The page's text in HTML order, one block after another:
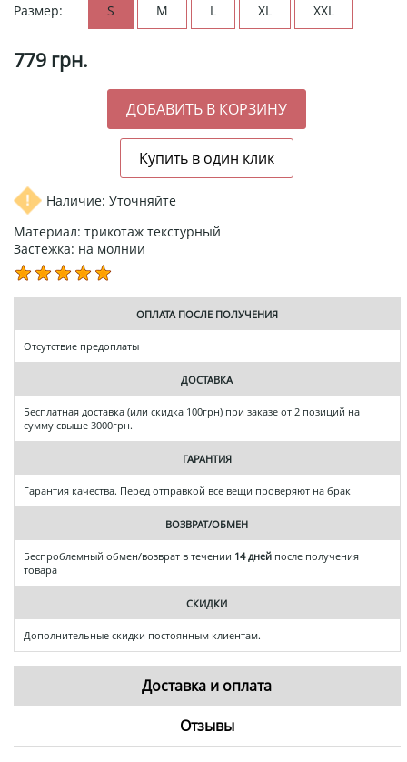
Размер: S M L XL XXL
779 грн.
Наличие: Уточняйте
Материал: трикотаж текстурный
Застежка: на молнии
ОПЛАТА ПОСЛЕ ПОЛУЧЕНИЯ
Отсутствие предоплаты
ДОСТАВКА
Бесплатная доставка (или скидка 100грн) при заказе от 2 позиций на
сумму свыше 3000грн.
ГАРАНТИЯ
Гарантия качества. Перед отправкой все вещи проверяют на брак
ВОЗВРАТ/ОБМЕН
Беспроблемный обмен/возврат в течении 14 дней после получения
товара
СКИДКИ
Дополнительные скидки постоянным клиентам.
Доставка и оплата
Отзывы